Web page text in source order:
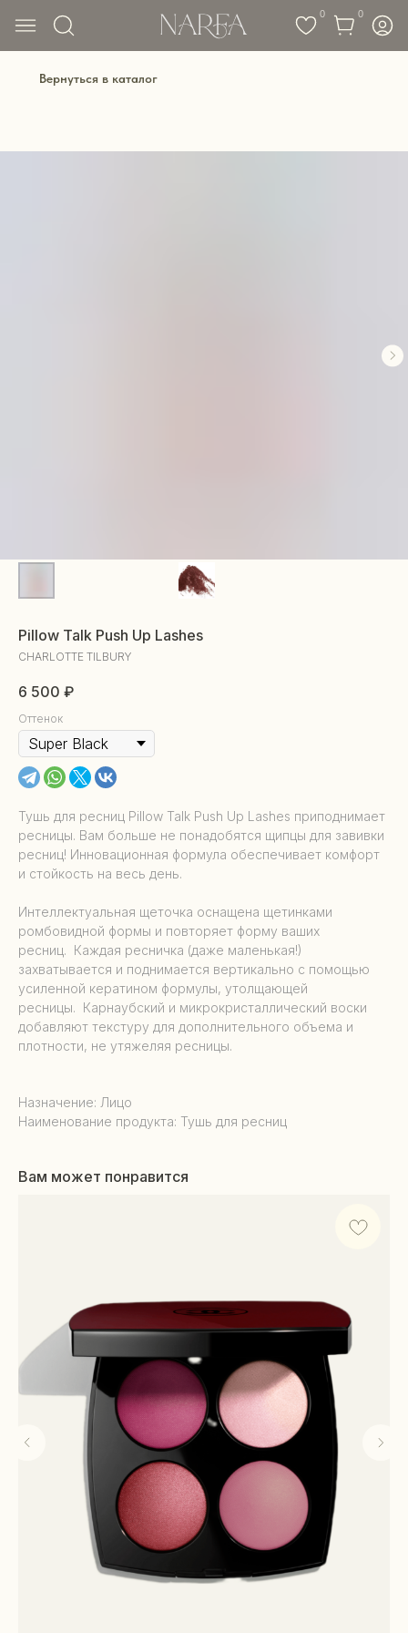
Вернуться в каталог
Pillow Talk Push Up Lashes
CHARLOTTE TILBURY
6 500 ₽
Оттенок
Тушь для ресниц Pillow Talk Push Up Lashes приподнимает
ресницы. Вам больше не понадобятся щипцы для завивки
ресниц! Инновационная формула обеспечивает комфорт
и стойкость на весь день.
Интеллектуальная щеточка оснащена щетинками
ромбовидной формы и повторяет форму ваших
ресниц. Каждая ресничка (даже маленькая!)
захватывается и поднимается вертикально с помощью
усиленной кератином формулы, утолщающей
ресницы. Карнаубский и микрокристаллический воски
добавляют текстуру для дополнительного объема и
плотности, не утяжеляя ресницы.
Назначение: Лицо
Наименование продукта: Тушь для ресниц
Вам может понравится